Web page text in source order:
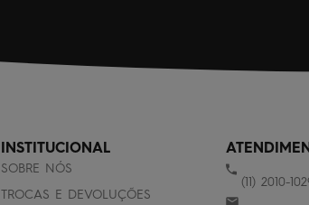
INSTITUCIONAL
SOBRE NÓS
TROCAS E DEVOLUÇÕES
(11) 2010-